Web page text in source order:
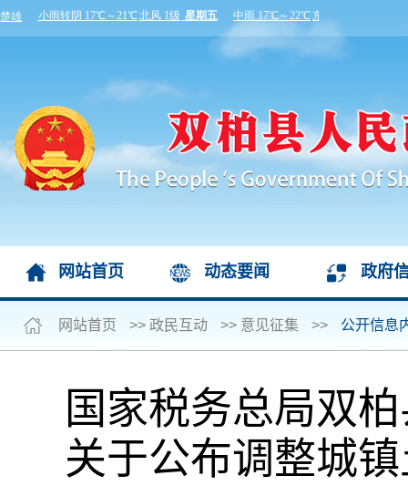
网站首页 动态要闻 政府
网站首页 >> 政民互动 >> 意见征集 >> 公开信息
国家税务总局双
关于公布调整城